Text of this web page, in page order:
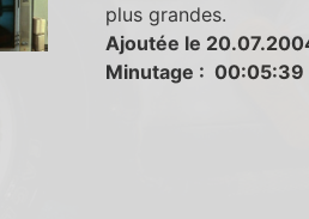
plus grandes.
Ajoutée le
Minutage : 00:05:39